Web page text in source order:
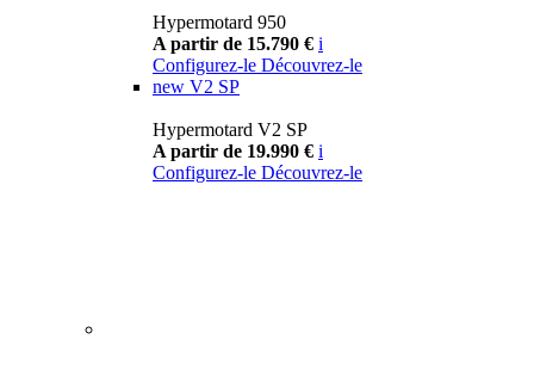
Hypermotard 950
A partir de 15.790 € i
Configurez-le Découvrez-le
new V2 SP
Hypermotard V2 SP
A partir de 19.990 € i
Configurez-le Découvrez-le